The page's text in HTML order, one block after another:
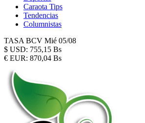
Caraota Tips
Tendencias
Columnistas
TASA BCV Mié 05/08
$ USD: 755,15 Bs
€ EUR: 870,04 Bs